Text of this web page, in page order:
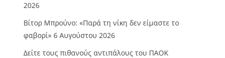
2026
Βίτορ Μπρούνο: «Παρά τη νίκη δεν είμαστε το
φαβορί» 6 Αυγούστου 2026
Δείτε τους πιθανούς αντιπάλους του ΠΑΟΚ